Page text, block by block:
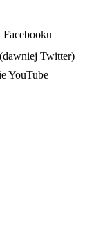
Facebooku
Twitter)
YouTube